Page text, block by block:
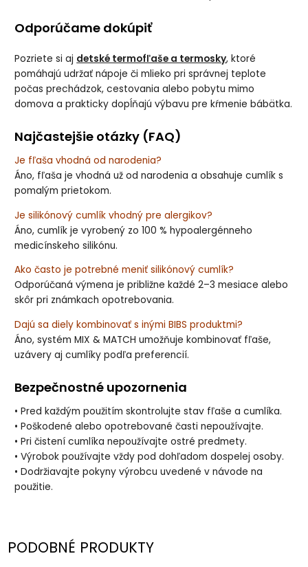
Odporúčame dokúpiť
Pozriete si aj detské termofľaše a termosky, ktoré
pomáhajú udržať nápoje či mlieko pri správnej teplote
počas prechádzok, cestovania alebo pobytu mimo
domova a prakticky dopĺňajú výbavu pre kŕmenie bábätka.
Najčastejšie otázky (FAQ)
Je fľaša vhodná od narodenia?
Áno, fľaša je vhodná už od narodenia a obsahuje cumlík s
pomalým prietokom.
Je silikónový cumlík vhodný pre alergikov?
Áno, cumlík je vyrobený zo 100 % hypoalergénneho
medicínskeho silikónu.
Ako často je potrebné meniť silikónový cumlík?
Odporúčaná výmena je približne každé 2–3 mesiace alebo
skôr pri známkach opotrebovania.
Dajú sa diely kombinovať s inými BIBS produktmi?
Áno, systém MIX & MATCH umožňuje kombinovať fľaše,
uzávery aj cumlíky podľa preferencií.
Bezpečnostné upozornenia
• Pred každým použitím skontrolujte stav fľaše a cumlíka.
• Poškodené alebo opotrebované časti nepoužívajte.
• Pri čistení cumlíka nepoužívajte ostré predmety.
• Výrobok používajte vždy pod dohľadom dospelej osoby.
• Dodržiavajte pokyny výrobcu uvedené v návode na
použitie.
PODOBNÉ PRODUKTY